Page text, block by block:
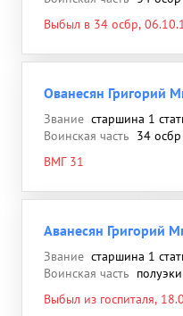
Выбыл в 34 осбр,
Ованесян Григорий
Звание старшина 1
Воинская часть 34 осбр
ВМГ 31
Аванесян Григорий
Звание старшина 1
Воинская часть
Выбыл из госпиталя,